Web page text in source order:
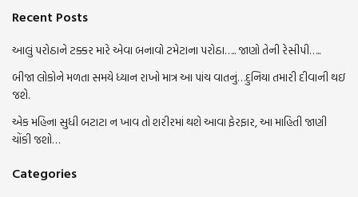
Recent Posts
આલું પરોઠાને ટક્કર મારે એવા બનાવો ટમેટાના પરોઠા….. જાણો તેની રેસીપી…..
બીજા લોકોને મળતા સમયે ધ્યાન રાખો માત્ર આ પાંચ વાતનું…દુનિયા તમારી દીવાની થઇ
જશે.
એક મહિના સુધી બટાટા ન ખાવ તો શરીરમાં થશે આવા ફેરફાર, આ માહિતી જાણી
ચોંકી જશો…
Categories